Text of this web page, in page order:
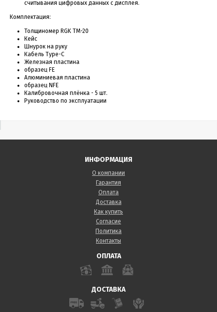
считывания цифровых данных с дисплея.
Комплектация:
Толщиномер RGK TM-20
Кейс
Шнурок на руку
Кабель Type-C
Железная пластина
образец FE
Алюминиевая пластина
образец NFE
Калибровочная плёнка - 5 шт.
Руководство по эксплуатации
ИНФОРМАЦИЯ
О компании
Гарантия
Оплата
Доставка
Как купить
Согласие
Политика
Контакты
ОПЛАТА
ДОСТАВКА